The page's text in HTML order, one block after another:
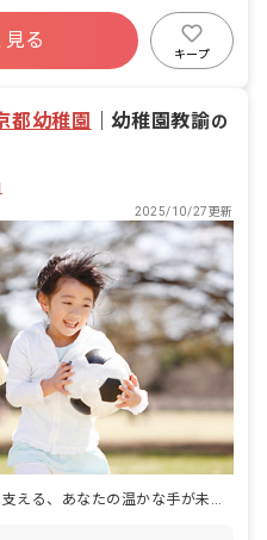
保育業務全般
金制度
残業少なめ
見る
キープ
都幼稚園 ｜幼稚園教諭の
2025/10/27更新
子どもの笑顔と成長を支える、あなたの温かな手が未来を拓く